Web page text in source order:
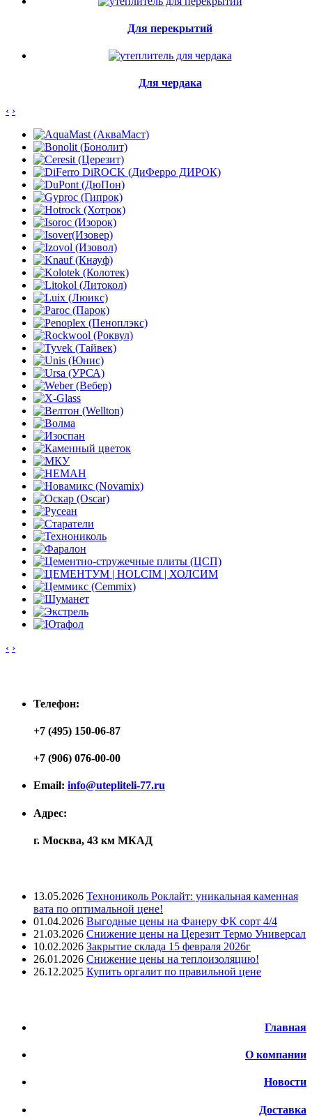
Для перекрытий
Для чердака
‹ ›
‹ ›
Телефон:
+7 (495) 150-06-87
+7 (906) 076-00-00
Email: info@utepliteli-77.ru
Адрес:
г. Москва, 43 км МКАД
13.05.2026 Технониколь Роклайт: уникальная каменная
вата по оптимальной цене!
01.04.2026 Выгодные цены на Фанеру ФК сорт 4/4
21.03.2026 Снижение цены на Церезит Термо Универсал
10.02.2026 Закрытие склада 15 февраля 2026г
26.01.2026 Снижение цены на теплоизоляцию!
26.12.2025 Купить оргалит по правильной цене
Главная
О компании
Новости
Доставка